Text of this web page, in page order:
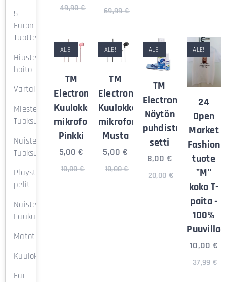
5
Euron
Tuotteet
Hiusten
hoito
Vartalonhoito
Miesten
Tuoksut
Naisten
Tuoksut
Playstation
pelit
Naisten
Laukut
Matot
Kuulokkeet
Ear
49,90€ 69,99€
TM
Electron
Kuulokkeet
mikrofonilla
Pinkki
ALE!
5,00 €
10,00€
TM
Electron
Kuulokkeet
mikrofonilla
Musta
ALE!
5,00 €
10,00€
TM
Electron
Näytön
puhdistusaine
setti
ALE!
8,00 €
20,00€
24
Open
Market
Fashion
tuote
"M"
koko T-
paita -
100%
Puuvillaa
ALE!
10,00 €
37,99€